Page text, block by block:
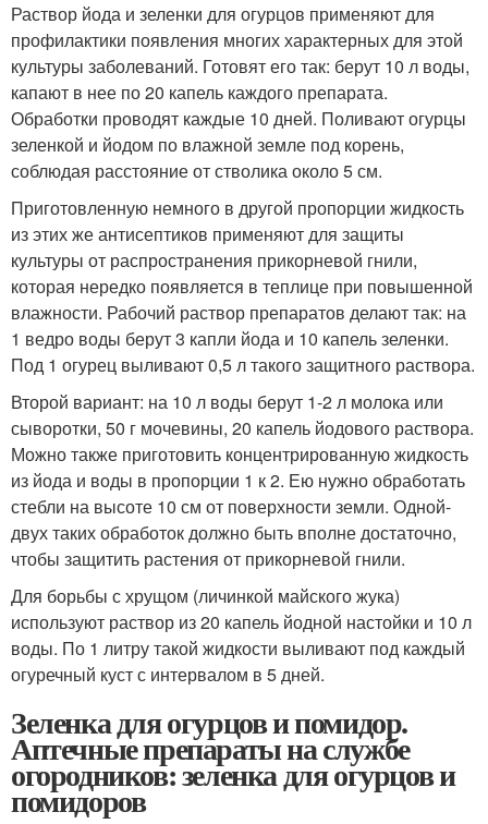
Раствор йода и зеленки для огурцов применяют для
профилактики появления многих характерных для этой
культуры заболеваний. Готовят его так: берут 10 л воды,
капают в нее по 20 капель каждого препарата.
Обработки проводят каждые 10 дней. Поливают огурцы
зеленкой и йодом по влажной земле под корень,
соблюдая расстояние от стволика около 5 см.
Приготовленную немного в другой пропорции жидкость
из этих же антисептиков применяют для защиты
культуры от распространения прикорневой гнили,
которая нередко появляется в теплице при повышенной
влажности. Рабочий раствор препаратов делают так: на
1 ведро воды берут 3 капли йода и 10 капель зеленки.
Под 1 огурец выливают 0,5 л такого защитного раствора.
Второй вариант: на 10 л воды берут 1-2 л молока или
сыворотки, 50 г мочевины, 20 капель йодового раствора.
Можно также приготовить концентрированную жидкость
из йода и воды в пропорции 1 к 2. Ею нужно обработать
стебли на высоте 10 см от поверхности земли. Одной-
двух таких обработок должно быть вполне достаточно,
чтобы защитить растения от прикорневой гнили.
Для борьбы с хрущом (личинкой майского жука)
используют раствор из 20 капель йодной настойки и 10 л
воды. По 1 литру такой жидкости выливают под каждый
огуречный куст с интервалом в 5 дней.
Зеленка для огурцов и помидор.
Аптечные препараты на службе
огородников: зеленка для огурцов и
помидоров